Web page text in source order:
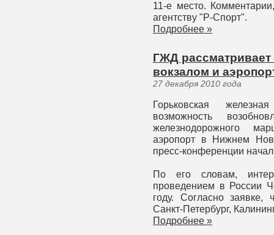
11-е место.
агентству "Р-Спорт".
Подробнее »
ГЖД
вокзалом и
27 декабря 2010 года
Горьковская
возможность
железнодорожного
аэропорт в Нижнем
пресс-конференции
По его словам,
проведением в России
году. Согласно заявке,
Санкт-Петербург,
Подробнее »